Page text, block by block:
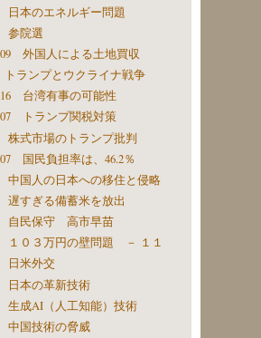
日本のエネルギー問題
参院選
09 外国人による土地買収
トランプとウクライナ戦争
16 台湾有事の可能性
07 トランプ関税対策
株式市場のトランプ批判
07 国民負担率は、46.2％
中国人の日本への移住と侵略
遅すぎる備蓄米を放出
自民保守 高市早苗
１０３万円の壁問題 － １１
日米外交
日本の革新技術
生成AI（人工知能）技術
中国技術の脅威